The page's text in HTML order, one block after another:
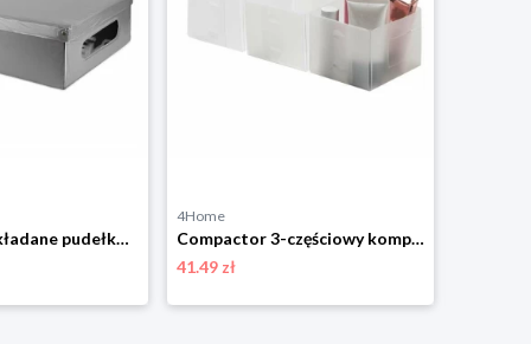
Compactor Składane pudełko kartonowe do przechowywania z PVC 58 x 48 x 16 cm, szary
4Home
Compactor 3-częściowy komplet organizerów Optimo, 30 x15,5 x 8 cm
41.49 zł